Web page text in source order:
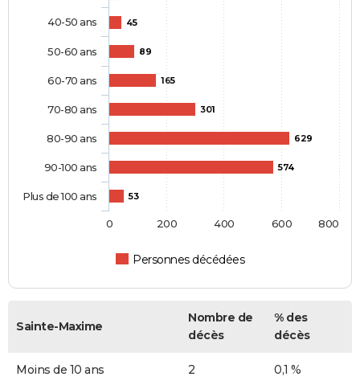
45
89
165
301
629
574
53
Personnes décédées
40-50 ans
50-60 ans
60-70 ans
70-80 ans
80-90 ans
90-100 ans
Plus de 100 ans
0 200 400 600 800
Sainte-Maxime
Nombre de
décès
% des
décès
Moins de 10 ans 2 0,1 %